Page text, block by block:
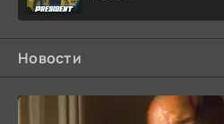
Новости